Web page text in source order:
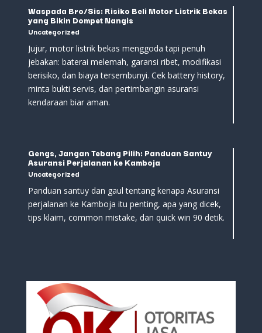
Waspada Bro/Sis: Risiko Beli Motor Listrik Bekas
yang Bikin Dompet Nangis
Uncategorized
Jujur, motor listrik bekas menggoda tapi penuh
jebakan: baterai melemah, garansi ribet, modifikasi
berisiko, dan biaya tersembunyi. Cek battery history,
minta bukti servis, dan pertimbangin asuransi
kendaraan biar aman.
Gengs, Jangan Tebang Pilih: Panduan Santuy
Asuransi Perjalanan ke Kamboja
Uncategorized
Panduan santuy dan gaul tentang kenapa Asuransi
perjalanan ke Kamboja itu penting, apa yang dicek,
tips klaim, common mistake, dan quick win 90 detik.